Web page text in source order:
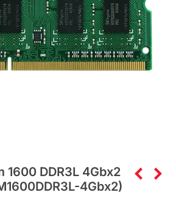
1600 DDR3L 4Gbx2
4Gbx2)